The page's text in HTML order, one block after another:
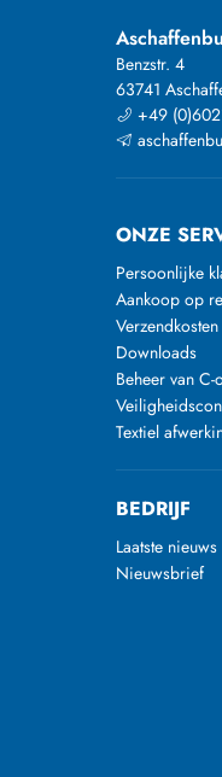
Benzstr. 4
63741
+49
ONZE
Persoonlijke
Aankoop op
Verzendkosten
Downloads
Beheer van
Textiel
BEDRIJF
Laatste nieuws
Nieuwsbrief